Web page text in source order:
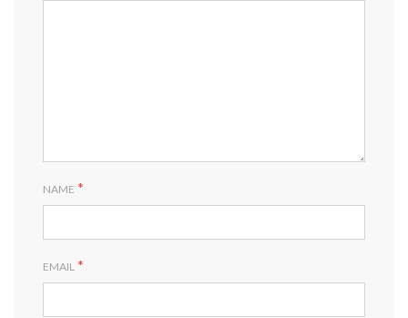
NAME *
EMAIL *